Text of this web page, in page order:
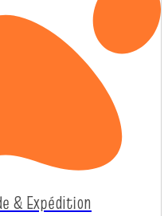
& Expédition